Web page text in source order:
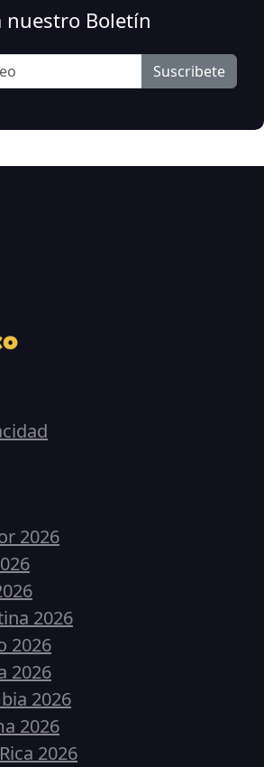
nuestro Boletín
Suscribete
2026
2026
2026
2026
2026
2026
2026